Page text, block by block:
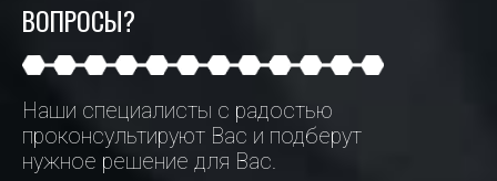
ВОПРОСЫ?
Наши специалисты с радостью
проконсультируют Вас и подберут
нужное решение для Вас.